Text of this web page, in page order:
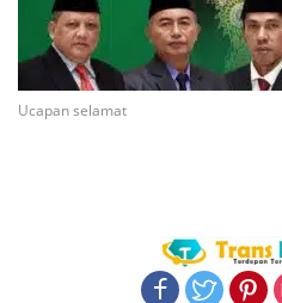
Ucapan selamat